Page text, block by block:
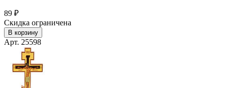
89 ₽
Скидка ограничена
В корзину
Арт. 25598